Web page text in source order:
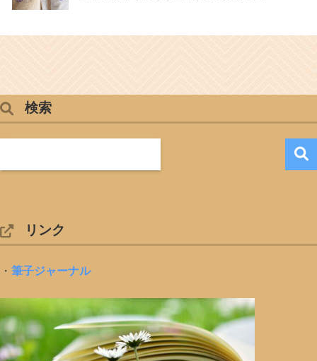
検索
リンク
・ 筆子ジャーナル